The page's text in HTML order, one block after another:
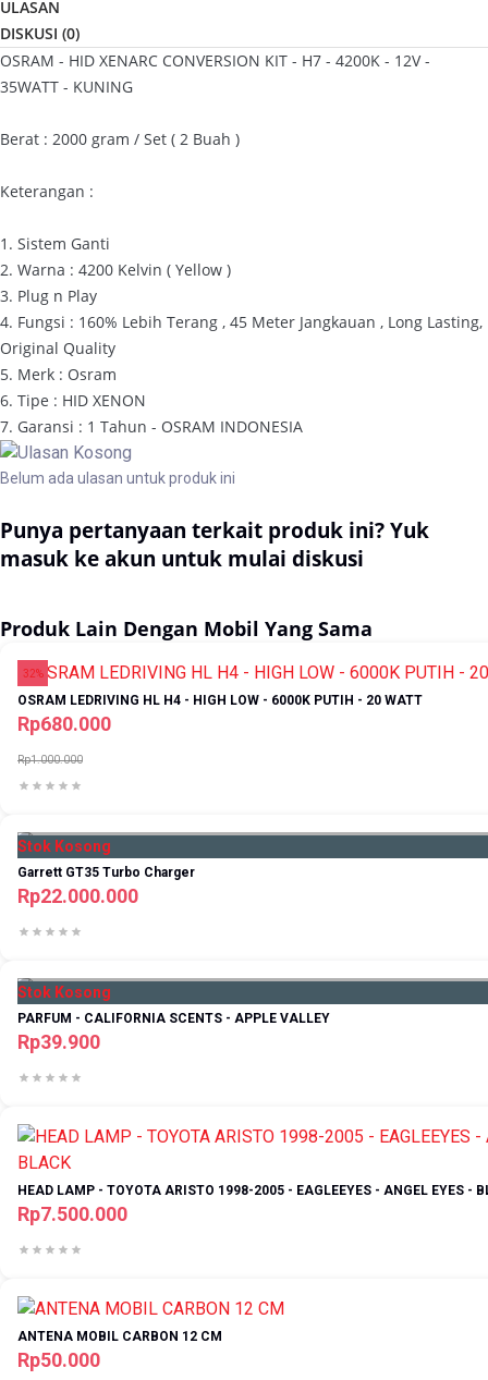
ULASAN
DISKUSI (0)
OSRAM - HID XENARC CONVERSION KIT - H7 - 4200K - 12V -
35WATT - KUNING
Berat : 2000 gram / Set ( 2 Buah )
Keterangan :
1. Sistem Ganti
2. Warna : 4200 Kelvin ( Yellow )
3. Plug n Play
4. Fungsi : 160% Lebih Terang , 45 Meter Jangkauan , Long Lasting,
Original Quality
5. Merk : Osram
6. Tipe : HID XENON
7. Garansi : 1 Tahun - OSRAM INDONESIA
Belum ada ulasan untuk produk ini
Punya pertanyaan terkait produk ini? Yuk
masuk ke akun untuk mulai diskusi
Produk Lain Dengan Mobil Yang Sama
32%
OSRAM LEDRIVING HL H4 - HIGH LOW - 6000K PUTIH - 20 WATT
Rp680.000
Rp1.000.000
Stok Kosong
Garrett GT35 Turbo Charger
Rp22.000.000
Stok Kosong
PARFUM - CALIFORNIA SCENTS - APPLE VALLEY
Rp39.900
HEAD LAMP - TOYOTA ARISTO 1998-2005 - EAGLEEYES - ANGEL EYES -
Rp7.500.000
ANTENA MOBIL CARBON 12 CM
Rp50.000